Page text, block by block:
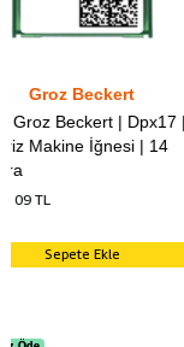
|
Groz
FDM | Groz
Punteriz Makine